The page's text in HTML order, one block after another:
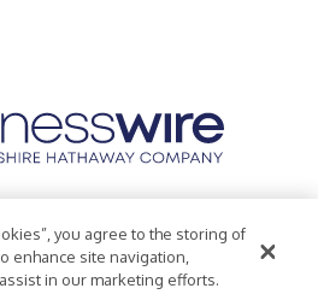
Accessibility Statement
you agree to the storing of
enhance site navigation,
in our marketing efforts.